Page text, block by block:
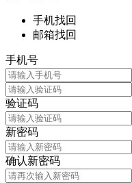
手机找回
邮箱找回
手机号
验证码
新密码
确认新密码